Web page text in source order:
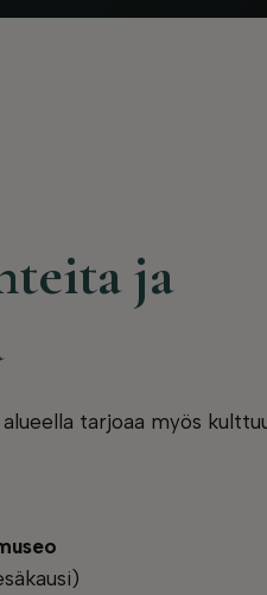
ja
tarjoaa myös